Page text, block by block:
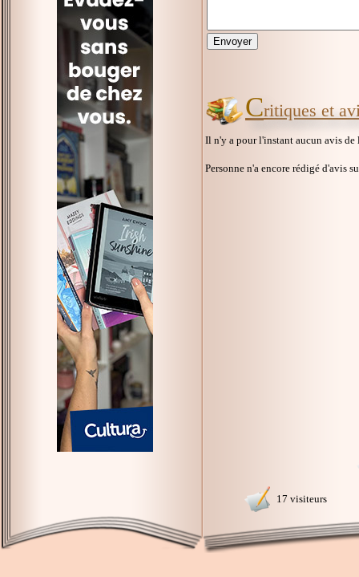
Critiques et
Il n'y a pour l'instant aucun avis
Personne n'a encore rédigé d'avis
17 visiteurs